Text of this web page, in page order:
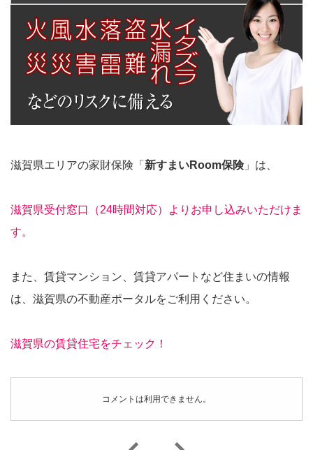
滋賀県エリアの家財保険「 新すまいRoom保険」は、
滋賀県受付窓口（24時間対応）よりお申し込みいただけま
す。
また、賃貸マンション、賃貸アパートなど住まいの情報
は、滋賀県の不動産ポータルをご利用ください。
滋賀県の賃貸住宅をチェック！
コメントは利用できません。